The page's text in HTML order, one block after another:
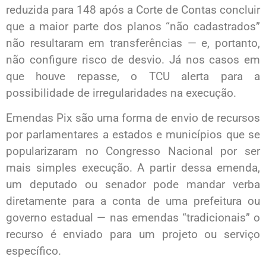
reduzida para 148 após a Corte de Contas concluir
que a maior parte dos planos “não cadastrados”
não resultaram em transferências — e, portanto,
não configure risco de desvio. Já nos casos em
que houve repasse, o TCU alerta para a
possibilidade de irregularidades na execução.
Emendas Pix são uma forma de envio de recursos
por parlamentares a estados e municípios que se
popularizaram no Congresso Nacional por ser
mais simples execução. A partir dessa emenda,
um deputado ou senador pode mandar verba
diretamente para a conta de uma prefeitura ou
governo estadual — nas emendas “tradicionais” o
recurso é enviado para um projeto ou serviço
específico.